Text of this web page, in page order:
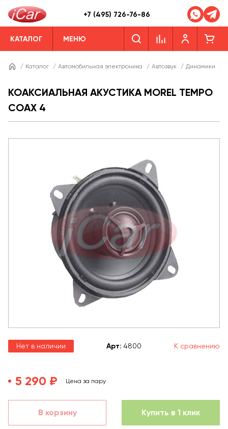
+7 (495) 726-76-86
КАТАЛОГ МЕНЮ
/ Каталог / Автомобильная электроника / Автозвук / Динамики
КОАКСИАЛЬНАЯ АКУСТИКА MOREL TEMPO
COAX 4
Нет в наличии Арт: 4800 К сравнению
5 290 ₽ Цена за пару
В корзину Купить в 1 клик